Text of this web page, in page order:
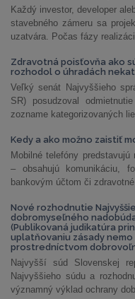
Každý investor, developer
stavebného zámeru sa
uzatvára. Počas fázy
Zdravotná poisťovňa ako
rozhodol o úhradách
Veľký senát Najvyššieho
SR) posudzoval
zozname kategorizovaných
Kedy a ako možno zaistiť
Mobilné telefóny
– obsahujú komunikáciu,
bankovým účtom či
Nové rozhodnutie
dobromyseľného
(Publikovaná judikatúra
uplatňovaniu zásady
prostredníctvom
Najvyšší súd Slovenskej
Najvyššieho súdu a
významný výklad ochrany